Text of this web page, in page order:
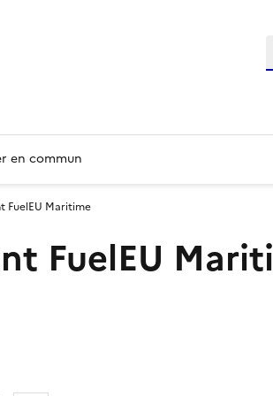
en commun
FuelEU Maritime
FuelEU